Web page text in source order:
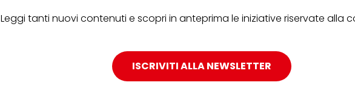
Leggi tanti nuovi contenuti e scopri in anteprima le iniziative riservate alla
ISCRIVITI ALLA NEWSLETTER